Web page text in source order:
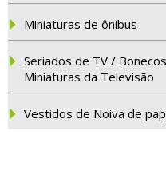
Miniaturas de ônibus
Seriados de TV /
Miniaturas da Televisão
Vestidos de Noiva de